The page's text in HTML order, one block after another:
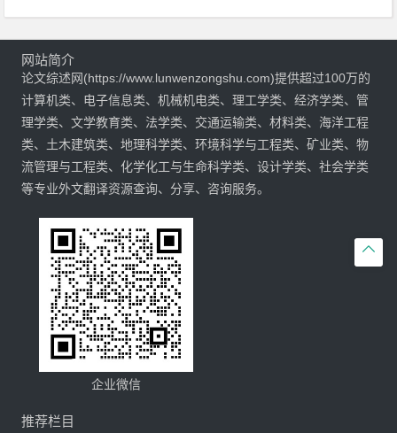

网站简介
论文综述网(https://www.lunwenzongshu.com)提供超过100万的
计算机类、电子信息类、机械机电类、理工学类、经济学类、管
理学类、文学教育类、法学类、交通运输类、材料类、海洋工程
类、土木建筑类、地理科学类、环境科学与工程类、矿业类、物
流管理与工程类、化学化工与生命科学类、设计学类、社会学类
等专业外文翻译资源查询、分享、咨询服务。
企业微信
推荐栏目